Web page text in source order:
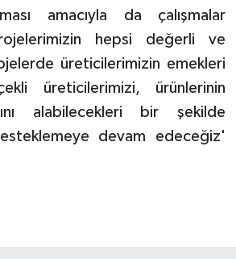
amacıyla da çalışmalar
hepsi değerli ve
üreticilerimizin emekleri
üreticilerimizi, ürünlerinin
alabilecekleri bir şekilde
devam edeceğiz'